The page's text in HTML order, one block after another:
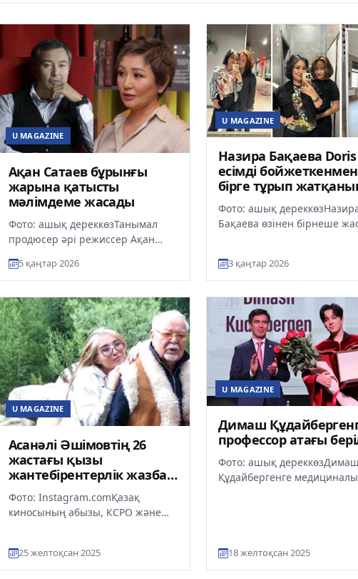
U MAGAZINE
Ақан Сатаев бұрынғы
жарына қатысты
мәлімдеме жасады
Фото: ашық дереккөзТанымал
продюсер әрі режиссер Ақан
қатысты әлеуметтік желіде ашық
м...
5 қаңтар 2026
U MAGAZINE
Назира Бақаева Doris
есімді бойжеткенмен
бірге тұрып
айтты
Фото: ашық
Бақаева өзінен бірнеше
3 қаңтар 2026
U MAGAZINE
Асанәлі Әшімовтің 26
жастағы қызы
жантебірентерлік жазба
Фото: Instagram.comҚазақ
киносының абызы, КСРО және
кейін оны...
25 желтоқсан 2025
U MAGAZINE
Димаш
профессор атағы
Фото: ашық дереккөзДимаш
Құдайбергенге
18 желтоқсан 2025